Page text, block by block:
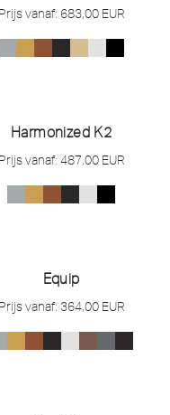
Prijs vanaf: 683,00 EUR
Harmonized K2
Prijs vanaf: 487,00 EUR
Equip
Prijs vanaf: 364,00 EUR